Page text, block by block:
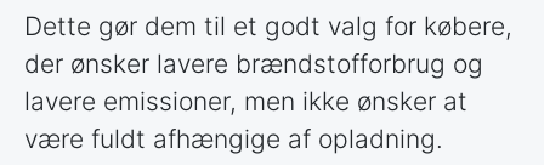
Dette gør dem til et godt valg for købere,
der ønsker lavere brændstofforbrug og
lavere emissioner, men ikke ønsker at
være fuldt afhængige af opladning.